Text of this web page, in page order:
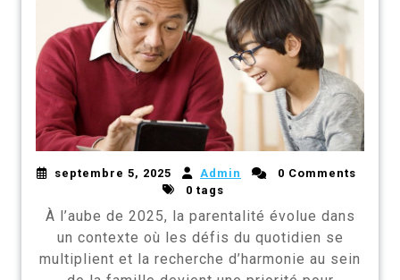
septembre 5, 2025 Admin
0 Comments
0 tags
À l’aube de 2025, la parentalité évolue dans
un contexte où les défis du quotidien se
multiplient et la recherche d’harmonie au sein